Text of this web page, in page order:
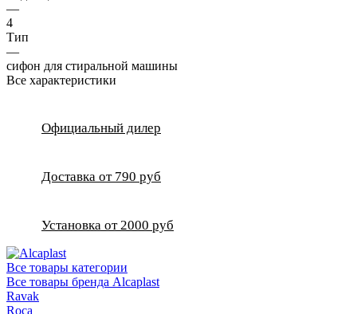
—
4
Тип
—
сифон для стиральной машины
Все характеристики
Официальный дилер
Доставка от 790 руб
Установка от 2000 руб
Все товары категории
Все товары бренда Alcaplast
Ravak
Roca